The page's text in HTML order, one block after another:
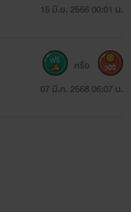
15 มิ.ย. 2566 00:01 น.
07 มี.ค. 2568 06:07 น.
หรือ 300